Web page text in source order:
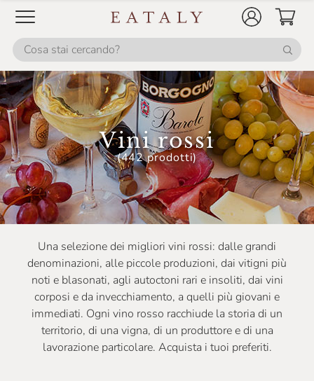
Vini rossi
(442 prodotti)
Una selezione dei migliori vini rossi: dalle grandi
denominazioni, alle piccole produzioni, dai vitigni più
noti e blasonati, agli autoctoni rari e insoliti, dai vini
corposi e da invecchiamento, a quelli più giovani e
immediati. Ogni vino rosso racchiude la storia di un
territorio, di una vigna, di un produttore e di una
lavorazione particolare. Acquista i tuoi preferiti.
Pio Cesare
Planeta
Podere Il Saliceto
Poggio Al Tesoro
Pranzegg
Principe Pallavicini
Principiano
Produttori Del Barbaresco
Produttori Di Carema
Produttori Di Manduria
Prunotto
Raina